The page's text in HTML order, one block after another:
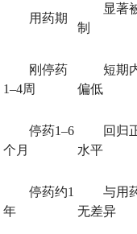
用药期
显著
制
刚停药
1–4周
短期
偏低
停药1–6
个月
回归
水平
停药约1
年
与用
无差异